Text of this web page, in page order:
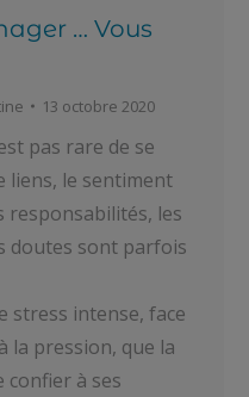
… Vous
13 octobre 2020
pas rare de se
liens, le sentiment
responsabilités, les
doutes sont parfois
stress intense, face
la pression, que la
confier à ses